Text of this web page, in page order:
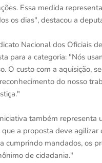
Essa medida
os dias", destacou a
Nacional dos Oficiais
para a categoria: "Nós
O custo com a aquisição,
do nosso
também
a proposta deve
cumprindo mandados, os
de cidadania."